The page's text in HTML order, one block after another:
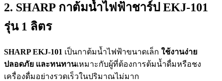
2. SHARP กาต้มน้ำไฟฟ้าชาร์ป EKJ-101
รุ่น 1 ลิตร
SHARP EKJ-101 เป็นกาต้มน้ำไฟฟ้าขนาดเล็ก ใช้งานง่าย
ปลอดภัย และทนทานเหมาะกับผู้ที่ต้องการต้มน้ำดื่มหรือชง
เครื่องดื่มอย่างรวดเร็วในปริมาณไม่มาก